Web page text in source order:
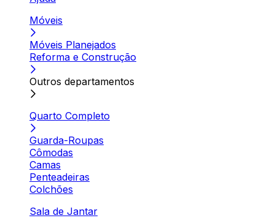
Móveis
Móveis Planejados
Reforma e Construção
Outros departamentos
Quarto Completo
Guarda-Roupas
Cômodas
Camas
Penteadeiras
Colchões
Sala de Jantar